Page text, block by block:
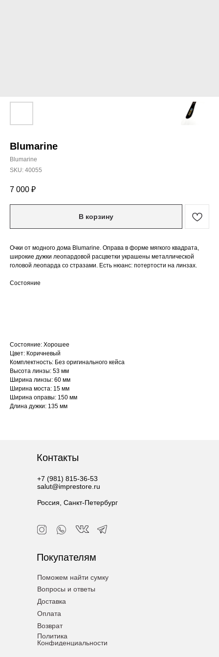
Blumarine
Blumarine
SKU: 40055
7 000 ₽
В корзину
Очки от модного дома Blumarine. Оправа в форме мягкого квадрата,
широкие дужки леопардовой расцветки украшены металлической
головой леопарда со стразами. Есть нюанс: потертости на линзах.
Состояние
Состояние: Хорошее
Цвет: Коричневый
Комплектность: Без оригинального кейса
Высота линзы: 53 мм
Ширина линзы: 60 мм
Ширина моста: 15 мм
Ширина оправы: 150 мм
Длина дужки: 135 мм
+7 (981) 815-36-53
salut@imprestore.ru
Россия, Санкт-Петербург
Контакты
Покупателям
Вопросы и ответы
Поможем найти сумку
Доставка
Оплата
Возврат
Политика
Конфиденциальности